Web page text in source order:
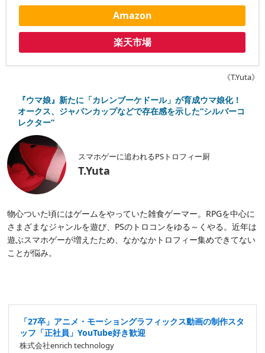
Amazon
楽天市場
《T.Yuta》
『ウマ娘』新たに「カレンブーケドール」が育成ウマ娘化！
オークス、ジャパンカップなどで存在感を示した“シルバーコ
レクター”
スマホゲーに追われるPSトロフィー厨
T.Yuta
物心ついた頃にはゲームをやっていた雑食ゲーマー。RPGを中心に
さまざまなジャンルを遊び、PSのトロコンをゆる～くやる。近年は
遊ぶスマホゲーが増えたため、なかなかトロフィー集めできてない
ことが悩み。
「27卒」アニメ・モーショングラフィックス動画の制作スタ
ッフ「正社員」YouTube好き歓迎
株式会社enrich technology